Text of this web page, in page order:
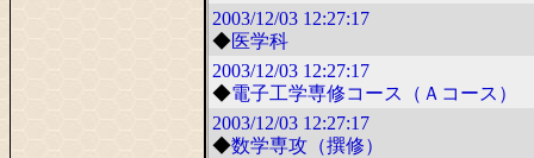
2003/12/03 12:27:17
◆医学科
2003/12/03 12:27:17
◆電子工学専修コース（Ａコース）
2003/12/03 12:27:17
◆数学専攻（撰修）